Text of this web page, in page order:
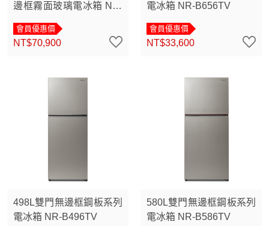
邊框霧面玻璃電冰箱 NR-
會員優惠價
NT$70,900
電冰箱 NR-B656TV
會員優惠價
NT$33,600
498L雙門無邊框鋼板系列
電冰箱 NR-B496TV
580L雙門無邊框鋼板系列
電冰箱 NR-B586TV